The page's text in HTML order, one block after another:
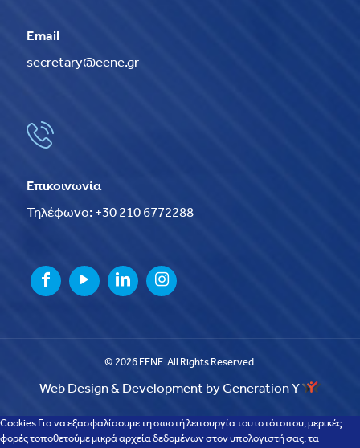
Email
secretary@eene.gr
Επικοινωνία
Τηλέφωνο: +30 210 6772288
© 2026 EENE. All Rights Reserved.
Web Design & Development by Generation Y
Cookies Για να εξασφαλίσουμε τη σωστή λειτουργία του ιστότοπου, μερικές
φορές τοποθετούμε μικρά αρχεία δεδομένων στον υπολογιστή σας, τα